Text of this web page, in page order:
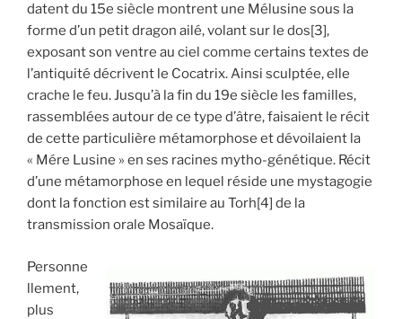
datent du 15e siècle montrent une Mélusine sous la
forme d’un petit dragon ailé, volant sur le dos[3],
exposant son ventre au ciel comme certains textes de
l’antiquité décrivent le Cocatrix. Ainsi sculptée, elle
crache le feu. Jusqu’à la fin du 19e siècle les familles,
rassemblées autour de ce type d’âtre, faisaient le récit
de cette particulière métamorphose et dévoilaient la
« Mére Lusine » en ses racines mytho-génétique. Récit
d’une métamorphose en lequel réside une mystagogie
dont la fonction est similaire au Torh[4] de la
transmission orale Mosaïque.
Personne
llement,
plus